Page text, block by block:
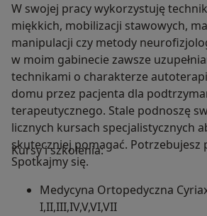
W swojej pracy wykorzystuję
miękkich, mobilizacji stawowych,
manipulacji czy metody
w moim gabinecie zawsze
technikami o charakterze
domu przez pacjenta dla
terapeutycznego. Stale podnoszę
licznych kursach specjalistycznych
skuteczniej pomagać. Potrzebujesz
Spotkajmy się.
Kursy i szkolenia:
Medycyna Ortopedyczna
I,II,III,IV,V,VI,VII